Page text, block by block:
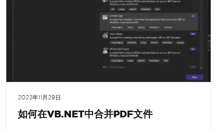
2023年11月29日
如何在VB.NET中合并PDF文件